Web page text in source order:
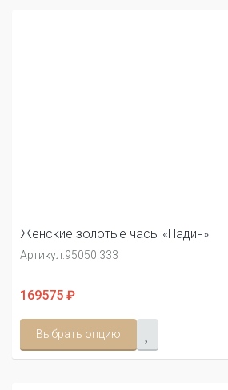
Женские золотые часы «Надин»
Артикул:95050.333
169575 ₽
Выбрать опцию